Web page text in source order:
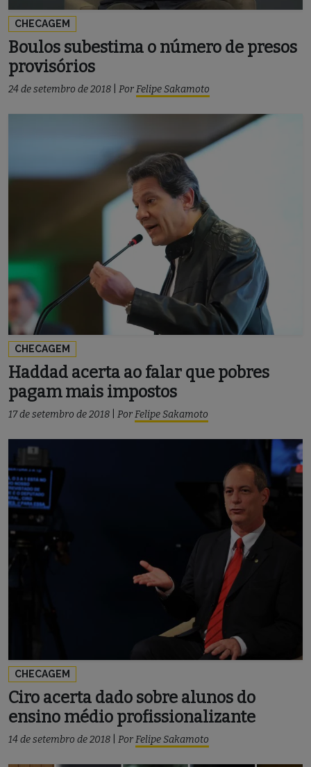
CHECAGEM
Boulos subestima o número de presos
provisórios
24 de setembro de 2018 PorFelipe Sakamoto
CHECAGEM
Haddad acerta ao falar que pobres
pagam mais impostos
17 de setembro de 2018 PorFelipe Sakamoto
CHECAGEM
Ciro acerta dado sobre alunos do
ensino médio profissionalizante
14 de setembro de 2018 PorFelipe Sakamoto